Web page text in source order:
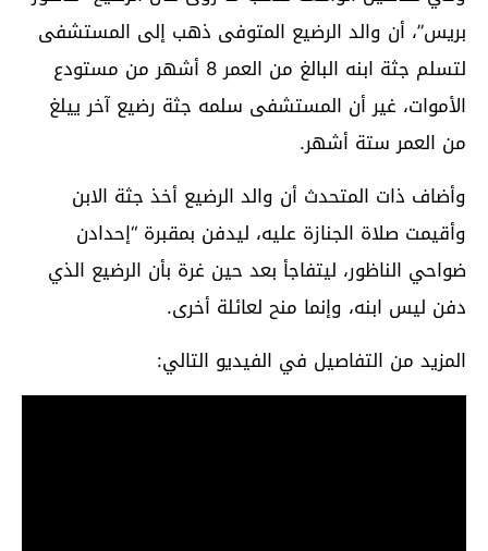
بريس”، أن والد الرضيع المتوفى ذهب إلى المستشفى
لتسلم جثة ابنه البالغ من العمر 8 أشهر من مستودع
الأموات، غير أن المستشفى سلمه جثة رضيع آخر ييلغ
من العمر ستة أشهر.
وأضاف ذات المتحدث أن والد الرضيع أخذ جثة الابن
وأقيمت صلاة الجنازة عليه، ليدفن بمقبرة “إحدادن
ضواحي الناظور، ليتفاجأ بعد حين غرة بأن الرضيع الذي
دفن ليس ابنه، وإنما منح لعائلة أخرى.
المزيد من التفاصيل في الفيديو التالي: